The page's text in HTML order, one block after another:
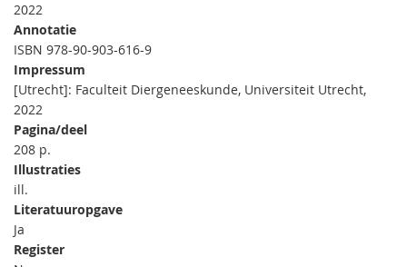
2022
Annotatie
ISBN 978-90-903-616-9
Impressum
[Utrecht]: Faculteit Diergeneeskunde, Universiteit Utrecht,
2022
Pagina/deel
208 p.
Illustraties
ill.
Literatuuropgave
Ja
Register